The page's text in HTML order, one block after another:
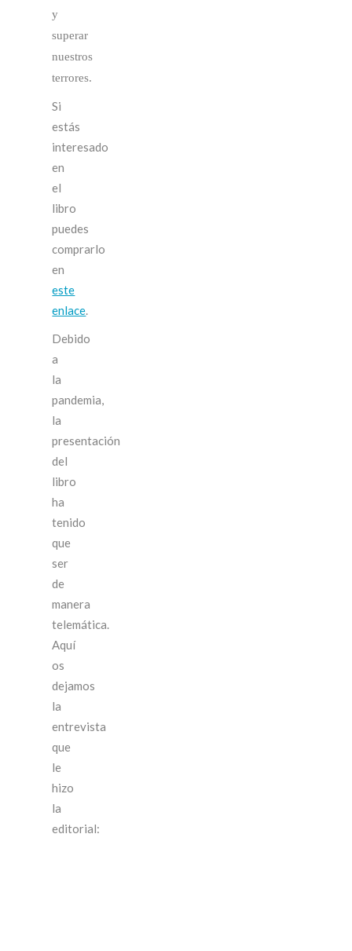
y
superar
nuestros
terrores.
Si
estás
interesado
en
el
libro
puedes
comprarlo
en
este
enlace.
Debido
a
la
pandemia,
la
presentación
del
libro
ha
tenido
que
ser
de
manera
telemática.
Aquí
os
dejamos
la
entrevista
que
le
hizo
la
editorial: